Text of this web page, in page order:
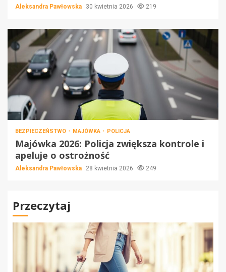
Aleksandra Pawłowska 30 kwietnia 2026 219
BEZPIECZEŃSTWO MAJÓWKA POLICJA
Majówka 2026: Policja zwiększa kontrole i
apeluje o ostrożność
Aleksandra Pawłowska 28 kwietnia 2026 249
Przeczytaj